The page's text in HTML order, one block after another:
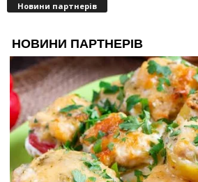
Новини партнерів